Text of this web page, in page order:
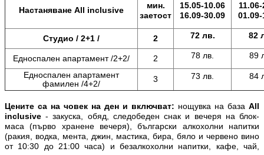
Настаняване All inclusive
мин.
заетост
15.05-10.06
16.09-30.09
01.09-
Студио / 2+1 / 2 72 лв. 82
Едноспален апартамент /2+2/ 2 78 лв. 89
Едноспален апартамент
фамилен /4+2/
3 73 лв. 84
Цените са на човек на ден и включват: нощувка на база All
inclusive - закуска, обяд, следобедeн снак и вечеря на блок-
маса (първо хранене вечеря), български алкохолни напитки
(ракия, водка, мента, джин, мастика, бира, бяло и червено вино
от 10:30 до 21:00 часа) и безалкохолни напитки, кафе, чай,